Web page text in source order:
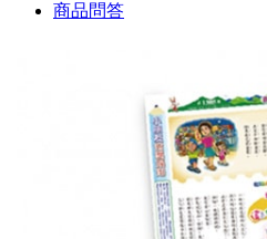
商品問答